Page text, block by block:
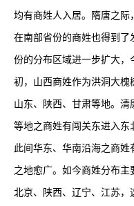
均有商姓人入居。隋唐之
在南部省份的商姓也得到
份的分布区域进一步扩大
初，山西商姓作为洪洞大槐
山东、陕西、甘肃等地。
等地之商姓有闯关东进入东
此间华东、华南沿海之商
之地愈广。如今商姓分布主
北京、陕西、辽宁、江苏